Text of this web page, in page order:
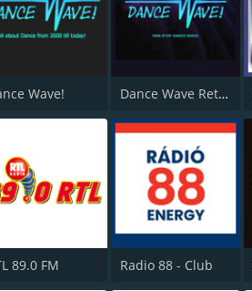
Wave! Dance Wave Retro!
89.0 FM Radio 88 - Club